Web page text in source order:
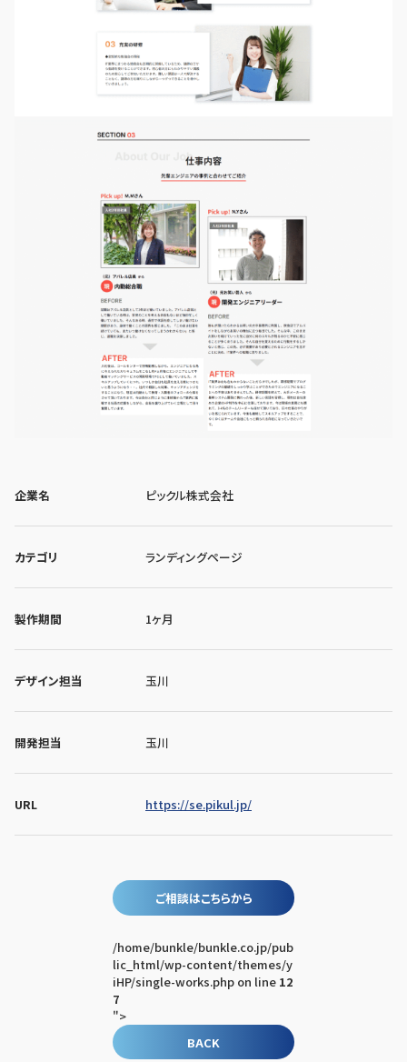
企業名 ピックル株式会社
カテゴリ ランディングページ
製作期間 1ヶ月
デザイン担当 玉川
開発担当 玉川
URL https://se.pikul.jp/
ご相談はこちらから
/home/bunkle/bunkle.co.jp/pub
lic_html/wp-content/themes/y
iHP/single-works.php on line 12
7
">
BACK